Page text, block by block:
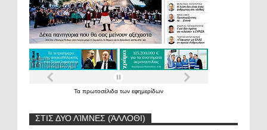
Τα πρωτοσέλιδα των εφημερίδων
ΣΤΙΣ ΔΥΟ ΛΊΜΝΕΣ (ΆΛΛΟΘΙ)